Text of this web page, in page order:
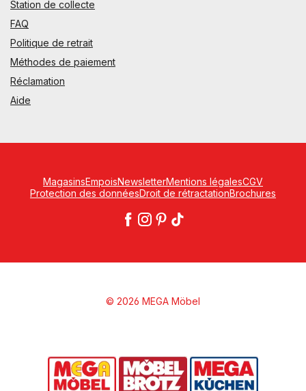
Station de collecte
FAQ
Politique de retrait
Méthodes de paiement
Réclamation
Aide
MagasinsEmpoisNewsletterMentions légalesCGV
Protection des donnéesDroit de rétractationBrochures
© 2026 MEGA Möbel